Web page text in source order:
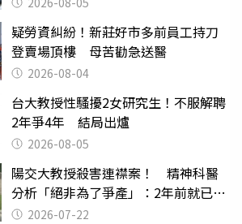
疑勞資糾紛！新莊好市多前員工持刀
登賣場頂樓 母苦勸急送醫
2026-08-04
台大教授性騷擾2女研究生！不服解聘
2年爭4年 結局出爐
2026-08-05
陽交大教授殺害連襟案！ 精神科醫
分析「絕非為了爭產」：2年前就已言
行詭異
2026-07-22